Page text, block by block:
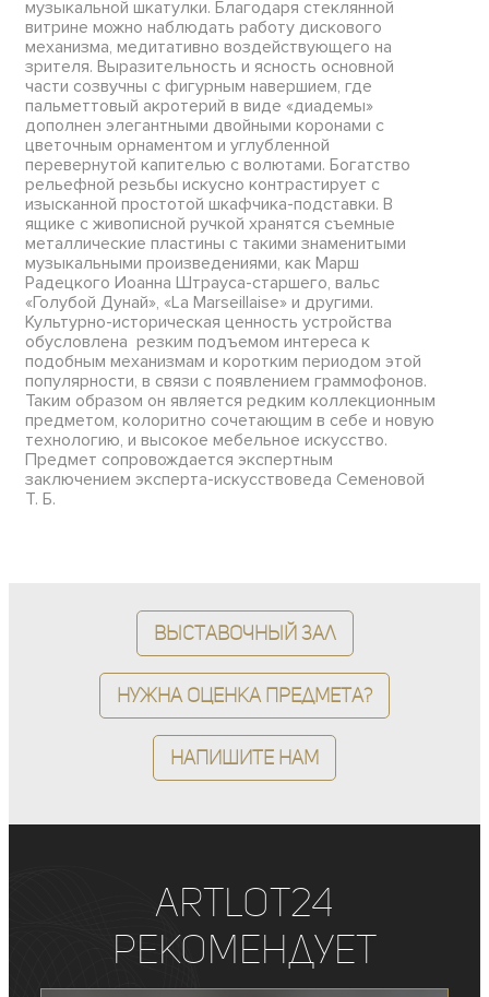
музыкальной шкатулки. Благодаря стеклянной
витрине можно наблюдать работу дискового
механизма, медитативно воздействующего на
зрителя. Выразительность и ясность основной
части созвучны с фигурным навершием, где
пальметтовый акротерий в виде «диадемы»
дополнен элегантными двойными коронами с
цветочным орнаментом и углубленной
перевернутой капителью с волютами. Богатство
рельефной резьбы искусно контрастирует с
изысканной простотой шкафчика-подставки. В
ящике с живописной ручкой хранятся съемные
металлические пластины с такими знаменитыми
музыкальными произведениями, как Марш
Радецкого Иоанна Штрауса-старшего, вальс
«Голубой Дунай», «La Marseillaise» и другими.
Культурно-историческая ценность устройства
обусловлена резким подъемом интереса к
подобным механизмам и коротким периодом этой
популярности, в связи с появлением граммофонов.
Таким образом он является редким коллекционным
предметом, колоритно сочетающим в себе и новую
технологию, и высокое мебельное искусство.
Предмет сопровождается экспертным
заключением эксперта-искусствоведа Семеновой
Т. Б.
Выставочный зал
Нужна оценка предмета?
Напишите нам
ArtLot24
рекомендует